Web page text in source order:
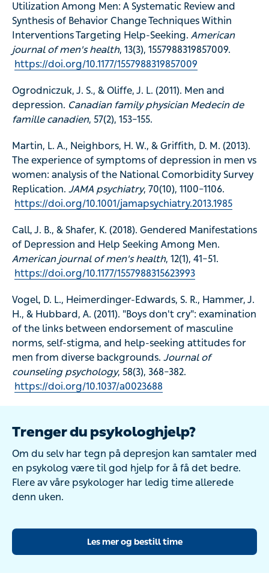
Utilization Among Men: A Systematic Review and
Synthesis of Behavior Change Techniques Within
Interventions Targeting Help-Seeking. American
journal of men's health, 13(3), 1557988319857009.
https://doi.org/10.1177/1557988319857009
Ogrodniczuk, J. S., & Oliffe, J. L. (2011). Men and
depression. Canadian family physician Medecin de
famille canadien, 57(2), 153–155.
Martin, L. A., Neighbors, H. W., & Griffith, D. M. (2013).
The experience of symptoms of depression in men vs
women: analysis of the National Comorbidity Survey
Replication. JAMA psychiatry, 70(10), 1100–1106.
https://doi.org/10.1001/jamapsychiatry.2013.1985
Call, J. B., & Shafer, K. (2018). Gendered Manifestations
of Depression and Help Seeking Among Men.
American journal of men's health, 12(1), 41–51.
https://doi.org/10.1177/1557988315623993
Vogel, D. L., Heimerdinger-Edwards, S. R., Hammer, J.
H., & Hubbard, A. (2011). "Boys don't cry": examination
of the links between endorsement of masculine
norms, self-stigma, and help-seeking attitudes for
men from diverse backgrounds. Journal of
counseling psychology, 58(3), 368–382.
https://doi.org/10.1037/a0023688
Trenger du psykologhjelp?
Om du selv har tegn på depresjon kan samtaler med
en psykolog være til god hjelp for å få det bedre.
Flere av våre psykologer har ledig time allerede
denn uken.
Les mer og bestill time